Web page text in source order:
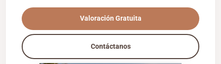
Valoración Gratuita
Contáctanos